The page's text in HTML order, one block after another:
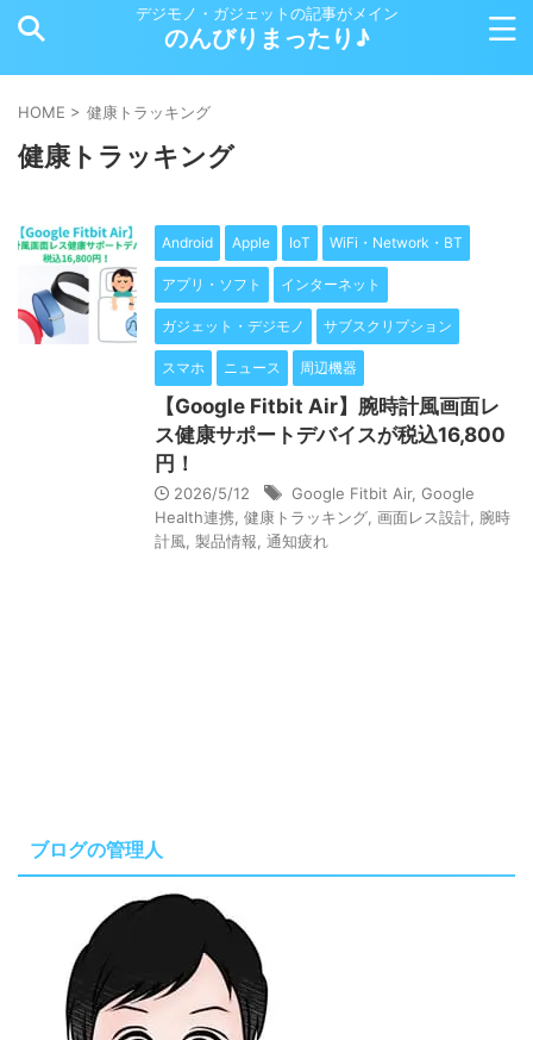
デジモノ・ガジェットの記事がメイン
のんびりまったり♪
HOME > 健康トラッキング
健康トラッキング
Android Apple IoT WiFi・Network・BT
アプリ・ソフト インターネット
ガジェット・デジモノ サブスクリプション
スマホ ニュース 周辺機器
【Google Fitbit Air】腕時計風画面レ
ス健康サポートデバイスが税込16,800
円！
2026/5/12 Google Fitbit Air, Google
Health連携 健康トラッキング 画面レス設計 腕時
計風 製品情報 通知疲れ
ブログの管理人